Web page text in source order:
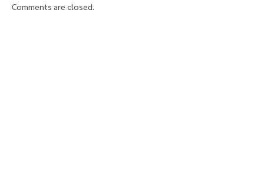
Comments are closed.